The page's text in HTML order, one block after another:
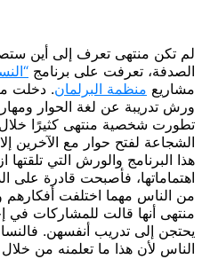
لم تكن منتهى تعرف إلى أين
الصدفة، تعرفت على برنامج
مشاريع منظمة البرلمان. دخلت
ورش تدريبة عن لغة الحوار
تطورت شخصية منتهى كثيرًا خلال
الشجاعة لفتح حوار مع الآخرين
هذا البرنامج والورش التي
اهتماماتها، فأصبحت قادرة
من الناس مهما اختلفت أفكارهم
منتهى أنها قالت للمشاركات في
يحتجن إلى تدريب أنفسهن.
الناس لأن هذا ما تعلمنه من